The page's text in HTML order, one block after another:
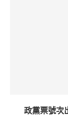
政黨票號